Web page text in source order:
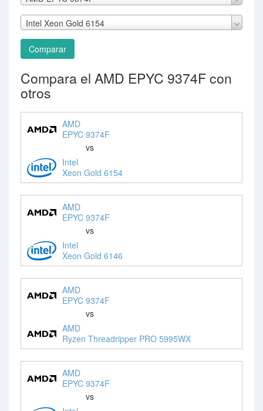
Intel Xeon Gold 6154
Comparar
Compara el AMD EPYC 9374F con
otros
AMD
EPYC 9374F
vs
Intel
Xeon Gold 6154
AMD
EPYC 9374F
vs
Intel
Xeon Gold 6146
AMD
EPYC 9374F
vs
AMD
Ryzen Threadripper PRO 5995WX
AMD
EPYC 9374F
vs